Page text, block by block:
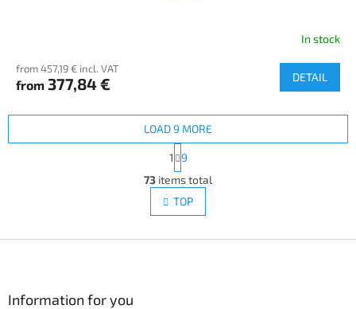
In stock
from 457,19 € incl. VAT
from 377,84 € DETAIL
L
i
s
t
LOAD 9 MORE
P
a
g
i
n
a
i
1
9
73 items total
TOP
Information for you